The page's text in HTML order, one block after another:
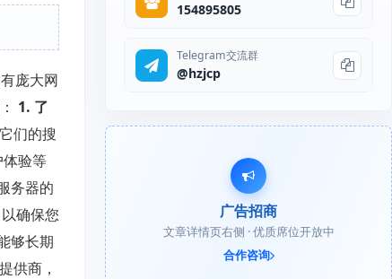
庞大网
1. 了
们的搜
验等
务器的
确保您
够长期
供商，
154895805
Telegram交流群
@hzjcp
广告招商
文章详情页右侧 · 优质席位开放中
合作咨询